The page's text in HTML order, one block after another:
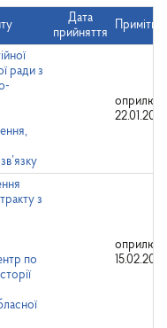
Дата
прийняття
Примітки
ради з
22.01.2026
з
по